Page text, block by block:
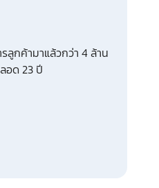
ลูกค้ามาแล้วกว่า 4 ล้าน
อด 23 ปี